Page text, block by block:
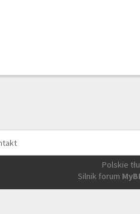
Polskie
Silnik forum